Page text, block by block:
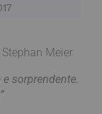
Meier
sorprendente.